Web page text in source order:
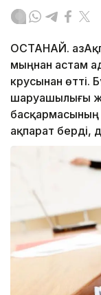
ҚОСТАНАЙ.
мыңнан астам
крусынан өтті.
шаруашылығы
ақпарат берді,